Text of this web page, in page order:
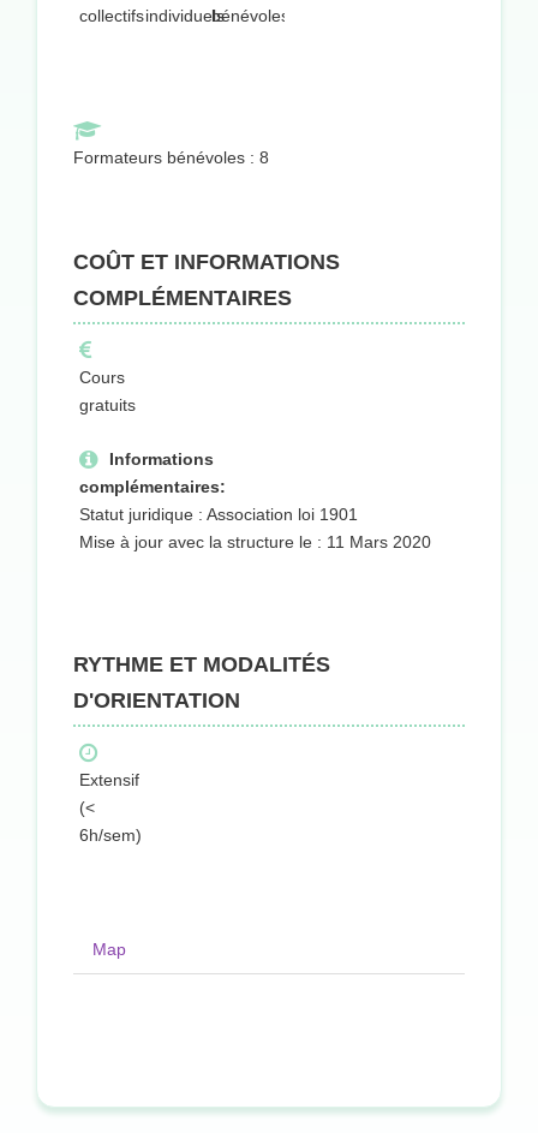
collectifsindividuelsbénévoles
Formateurs bénévoles : 8
COÛT ET INFORMATIONS
COMPLÉMENTAIRES
Cours
gratuits
Informations
complémentaires:
Statut juridique : Association loi 1901
Mise à jour avec la structure le : 11 Mars 2020
RYTHME ET MODALITÉS
D'ORIENTATION
Extensif
(<
6h/sem)
Map